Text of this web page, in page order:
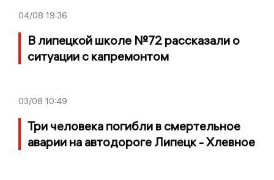
04/08 19:36
В липецкой школе №72 рассказали о
ситуации с капремонтом
03/08 10:49
Три человека погибли в смертельное
аварии на автодороге Липецк - Хлевное